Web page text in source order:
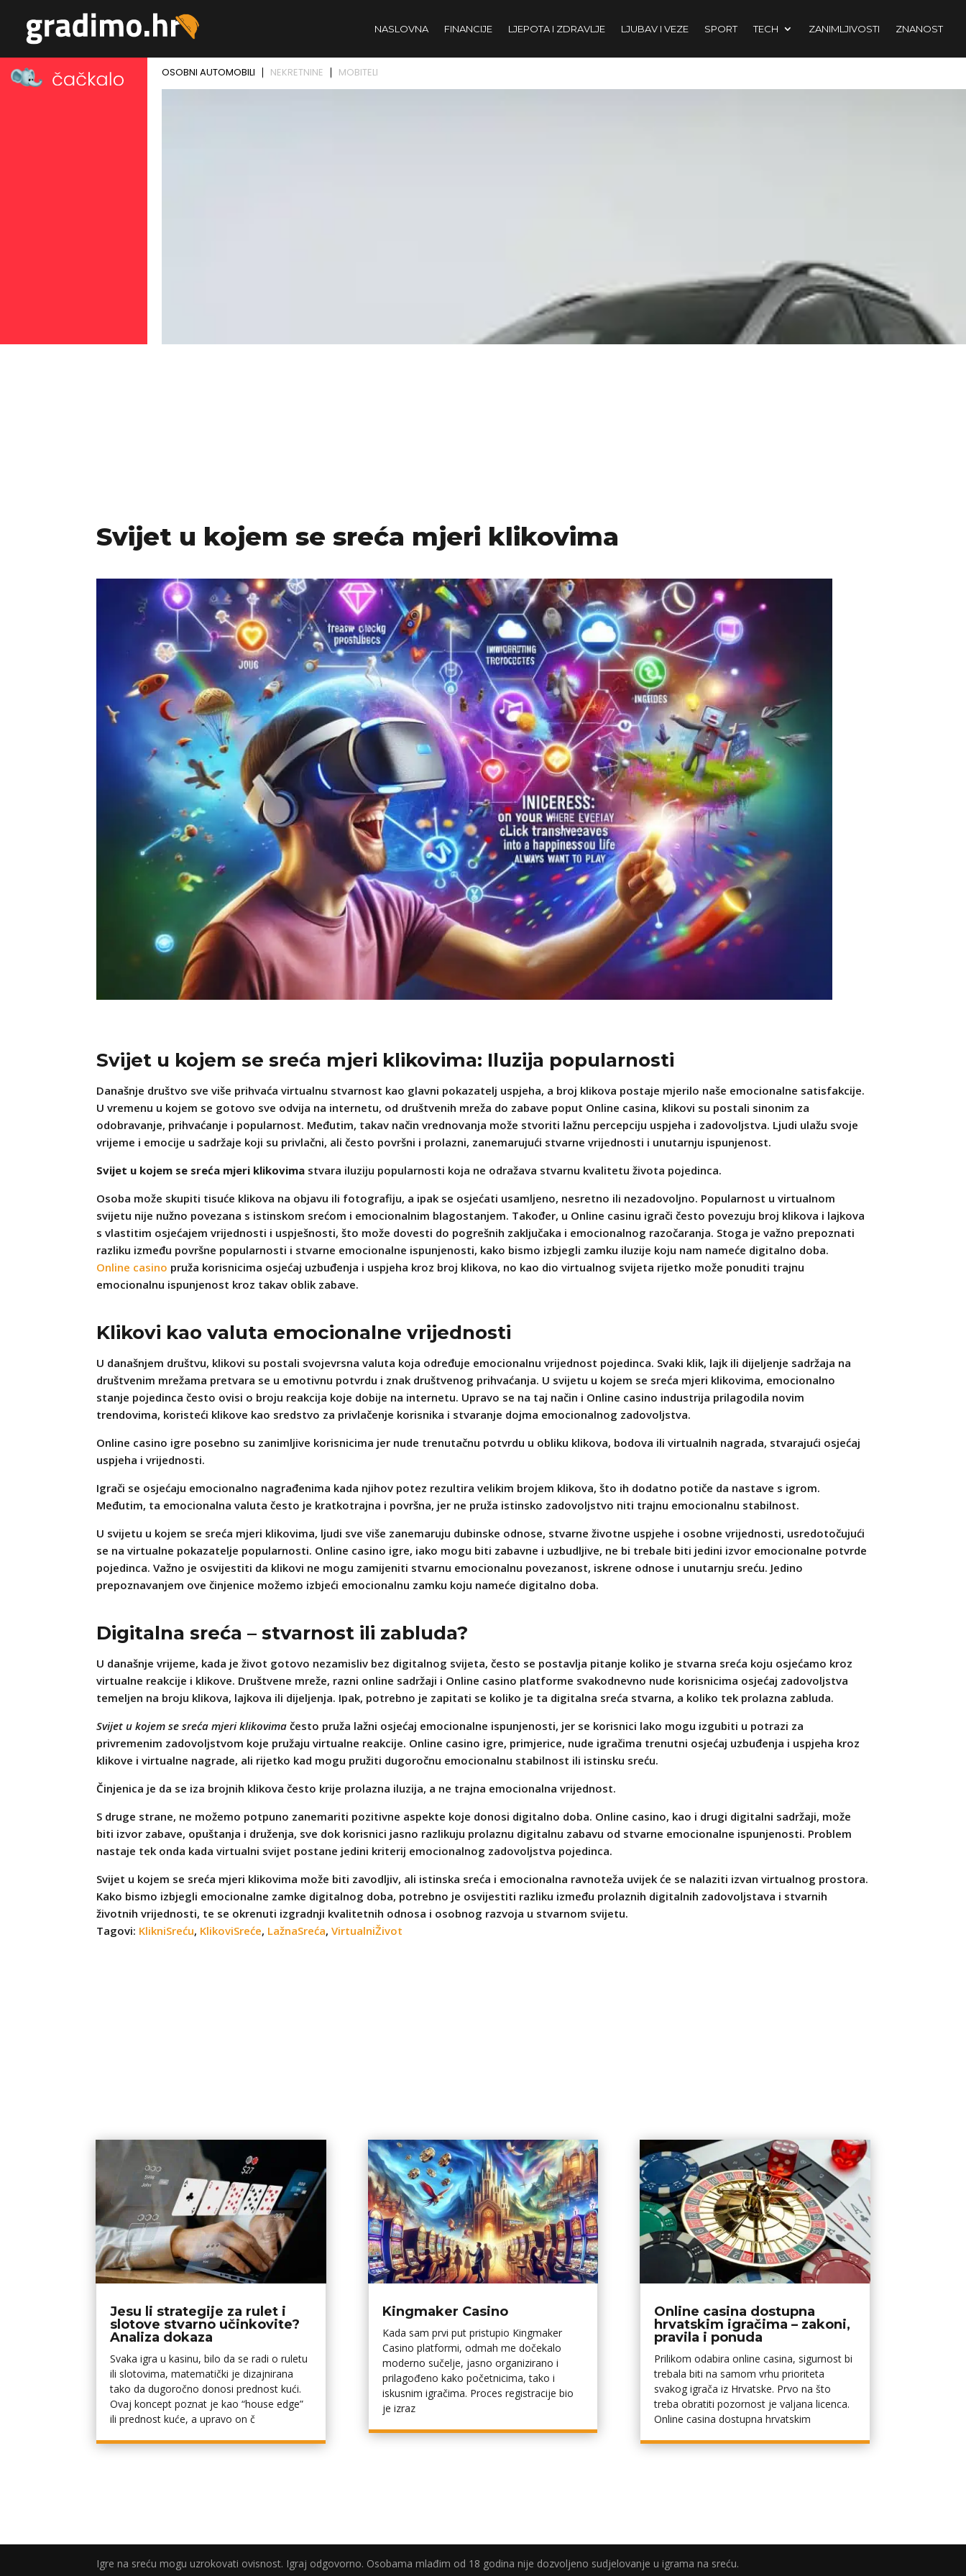
NASLOVNA FINANCIJE LJEPOTA I ZDRAVLJE LJUBAV I VEZE SPORT TECH ZANIMLJIVOSTI ZNANOST
Svijet u kojem se sreća mjeri klikovima
Svijet u kojem se sreća mjeri klikovima: Iluzija popularnosti
Današnje društvo sve više prihvaća virtualnu stvarnost kao glavni pokazatelj uspjeha, a broj klikova postaje mjerilo naše emocionalne satisfakcije.
U vremenu u kojem se gotovo sve odvija na internetu, od društvenih mreža do zabave poput Online casina, klikovi su postali sinonim za
odobravanje, prihvaćanje i popularnost. Međutim, takav način vrednovanja može stvoriti lažnu percepciju uspjeha i zadovoljstva. Ljudi ulažu svoje
vrijeme i emocije u sadržaje koji su privlačni, ali često površni i prolazni, zanemarujući stvarne vrijednosti i unutarnju ispunjenost.
Svijet u kojem se sreća mjeri klikovima stvara iluziju popularnosti koja ne odražava stvarnu kvalitetu života pojedinca.
Osoba može skupiti tisuće klikova na objavu ili fotografiju, a ipak se osjećati usamljeno, nesretno ili nezadovoljno. Popularnost u virtualnom
svijetu nije nužno povezana s istinskom srećom i emocionalnim blagostanjem. Također, u Online casinu igrači često povezuju broj klikova i lajkova
s vlastitim osjećajem vrijednosti i uspješnosti, što može dovesti do pogrešnih zaključaka i emocionalnog razočaranja. Stoga je važno prepoznati
razliku između površne popularnosti i stvarne emocionalne ispunjenosti, kako bismo izbjegli zamku iluzije koju nam nameće digitalno doba.
Online casino pruža korisnicima osjećaj uzbuđenja i uspjeha kroz broj klikova, no kao dio virtualnog svijeta rijetko može ponuditi trajnu
emocionalnu ispunjenost kroz takav oblik zabave.
Klikovi kao valuta emocionalne vrijednosti
U današnjem društvu, klikovi su postali svojevrsna valuta koja određuje emocionalnu vrijednost pojedinca. Svaki klik, lajk ili dijeljenje sadržaja na
društvenim mrežama pretvara se u emotivnu potvrdu i znak društvenog prihvaćanja. U svijetu u kojem se sreća mjeri klikovima, emocionalno
stanje pojedinca često ovisi o broju reakcija koje dobije na internetu. Upravo se na taj način i Online casino industrija prilagodila novim
trendovima, koristeći klikove kao sredstvo za privlačenje korisnika i stvaranje dojma emocionalnog zadovoljstva.
Online casino igre posebno su zanimljive korisnicima jer nude trenutačnu potvrdu u obliku klikova, bodova ili virtualnih nagrada, stvarajući osjećaj
uspjeha i vrijednosti.
Igrači se osjećaju emocionalno nagrađenima kada njihov potez rezultira velikim brojem klikova, što ih dodatno potiče da nastave s igrom.
Međutim, ta emocionalna valuta često je kratkotrajna i površna, jer ne pruža istinsko zadovoljstvo niti trajnu emocionalnu stabilnost.
U svijetu u kojem se sreća mjeri klikovima, ljudi sve više zanemaruju dubinske odnose, stvarne životne uspjehe i osobne vrijednosti, usredotočujući
se na virtualne pokazatelje popularnosti. Online casino igre, iako mogu biti zabavne i uzbudljive, ne bi trebale biti jedini izvor emocionalne potvrde
pojedinca. Važno je osvijestiti da klikovi ne mogu zamijeniti stvarnu emocionalnu povezanost, iskrene odnose i unutarnju sreću. Jedino
prepoznavanjem ove činjenice možemo izbjeći emocionalnu zamku koju nameće digitalno doba.
Digitalna sreća – stvarnost ili zabluda?
U današnje vrijeme, kada je život gotovo nezamisliv bez digitalnog svijeta, često se postavlja pitanje koliko je stvarna sreća koju osjećamo kroz
virtualne reakcije i klikove. Društvene mreže, razni online sadržaji i Online casino platforme svakodnevno nude korisnicima osjećaj zadovoljstva
temeljen na broju klikova, lajkova ili dijeljenja. Ipak, potrebno je zapitati se koliko je ta digitalna sreća stvarna, a koliko tek prolazna zabluda.
Svijet u kojem se sreća mjeri klikovima često pruža lažni osjećaj emocionalne ispunjenosti, jer se korisnici lako mogu izgubiti u potrazi za
privremenim zadovoljstvom koje pružaju virtualne reakcije. Online casino igre, primjerice, nude igračima trenutni osjećaj uzbuđenja i uspjeha kroz
klikove i virtualne nagrade, ali rijetko kad mogu pružiti dugoročnu emocionalnu stabilnost ili istinsku sreću.
Činjenica je da se iza brojnih klikova često krije prolazna iluzija, a ne trajna emocionalna vrijednost.
S druge strane, ne možemo potpuno zanemariti pozitivne aspekte koje donosi digitalno doba. Online casino, kao i drugi digitalni sadržaji, može
biti izvor zabave, opuštanja i druženja, sve dok korisnici jasno razlikuju prolaznu digitalnu zabavu od stvarne emocionalne ispunjenosti. Problem
nastaje tek onda kada virtualni svijet postane jedini kriterij emocionalnog zadovoljstva pojedinca.
Svijet u kojem se sreća mjeri klikovima može biti zavodljiv, ali istinska sreća i emocionalna ravnoteža uvijek će se nalaziti izvan virtualnog prostora.
Kako bismo izbjegli emocionalne zamke digitalnog doba, potrebno je osvijestiti razliku između prolaznih digitalnih zadovoljstava i stvarnih
životnih vrijednosti, te se okrenuti izgradnji kvalitetnih odnosa i osobnog razvoja u stvarnom svijetu.
Tagovi: KlikniSreću, KlikoviSreće, LažnaSreća,VirtualniŽivot
Jesu li strategije za rulet i
slotove stvarno učinkovite?
Analiza dokaza
Svaka igra u kasinu, bilo da se radi o ruletu
ili slotovima, matematički je dizajnirana
tako da dugoročno donosi prednost kući.
Ovaj koncept poznat je kao “house edge”
ili prednost kuće, a upravo on č
Kingmaker Casino
Kada sam prvi put pristupio Kingmaker
Casino platformi, odmah me dočekalo
moderno sučelje, jasno organizirano i
prilagođeno kako početnicima, tako i
iskusnim igračima. Proces registracije bio
je izraz
Online casina dostupna
hrvatskim igračima – zakoni,
pravila i ponuda
Prilikom odabira online casina, sigurnost bi
trebala biti na samom vrhu prioriteta
svakog igrača iz Hrvatske. Prvo na što
treba obratiti pozornost je valjana licenca.
Online casina dostupna hrvatskim
Igre na sreću mogu uzrokovati ovisnost. Igraj odgovorno. Osobama mlađim od 18 godina nije dozvoljeno sudjelovanje u igrama na sreću.